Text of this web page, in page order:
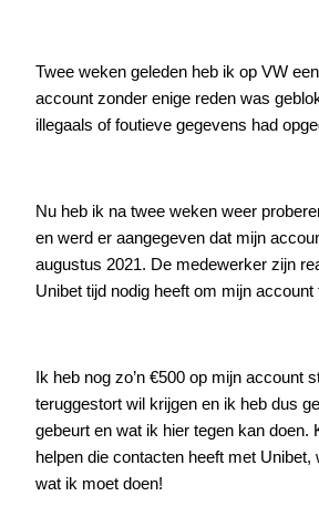
Twee weken geleden heb ik op VW
account zonder enige reden was
illegaals of foutieve gegevens had
Nu heb ik na twee weken weer
en werd er aangegeven dat mijn
augustus 2021. De medewerker zijn
Unibet tijd nodig heeft om mijn
Ik heb nog zo’n €500 op mijn account
teruggestort wil krijgen en ik heb dus
gebeurt en wat ik hier tegen kan doen.
helpen die contacten heeft met Unibet,
wat ik moet doen!